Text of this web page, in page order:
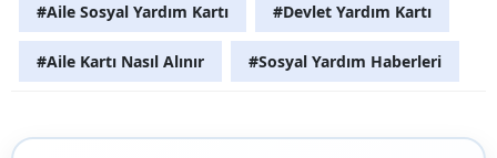
#Aile Sosyal Yardım Kartı #Devlet Yardım Kartı
#Aile Kartı Nasıl Alınır #Sosyal Yardım Haberleri